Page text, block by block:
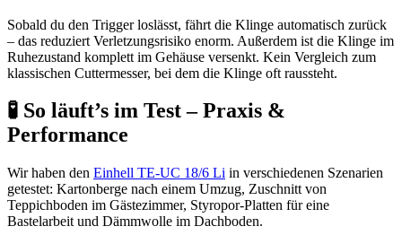
Sobald du den Trigger loslässt, fährt die Klinge automatisch zurück
– das reduziert Verletzungsrisiko enorm. Außerdem ist die Klinge im
Ruhezustand komplett im Gehäuse versenkt. Kein Vergleich zum
klassischen Cuttermesser, bei dem die Klinge oft raussteht.
🧪 So läuft’s im Test – Praxis &
Performance
Wir haben den Einhell TE-UC 18/6 Li in verschiedenen Szenarien
getestet: Kartonberge nach einem Umzug, Zuschnitt von
Teppichboden im Gästezimmer, Styropor-Platten für eine
Bastelarbeit und Dämmwolle im Dachboden.